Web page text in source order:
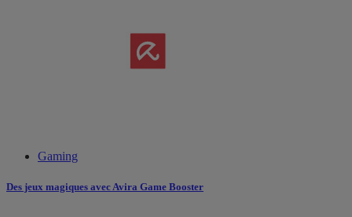
Gaming
Des jeux magiques avec Avira Game Booster